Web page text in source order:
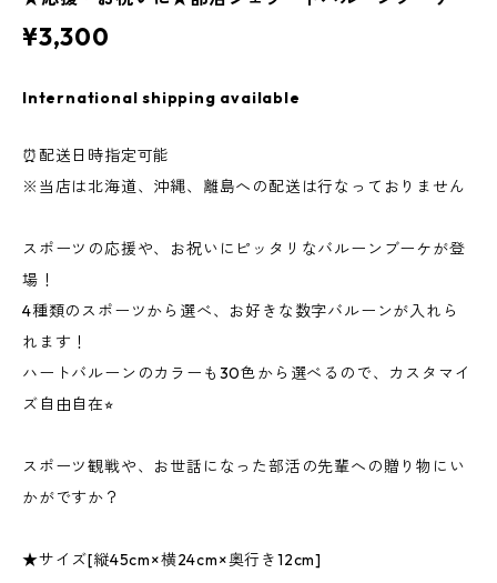
¥3,300
International shipping available
⏰配送日時指定可能
※当店は北海道、沖縄、離島への配送は行なっておりません
スポーツの応援や、お祝いにピッタリなバルーンブーケが登
場！
4種類のスポーツから選べ、お好きな数字バルーンが入れら
れます！
ハートバルーンのカラーも30色から選べるので、カスタマイ
ズ自由自在⭐︎
スポーツ観戦や、お世話になった部活の先輩への贈り物にい
かがですか？
★サイズ[縦45cm×横24cm×奥行き12cm]